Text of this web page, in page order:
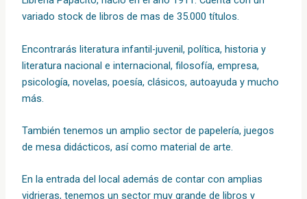
variado stock de libros de mas de 35.000 títulos.
Encontrarás literatura infantil-juvenil, política, historia y
literatura nacional e internacional, filosofía, empresa,
psicología, novelas, poesía, clásicos, autoayuda y mucho
más.
También tenemos un amplio sector de papelería, juegos
de mesa didácticos, así como material de arte.
En la entrada del local además de contar con amplias
vidrieras, tenemos un sector muy grande de libros y